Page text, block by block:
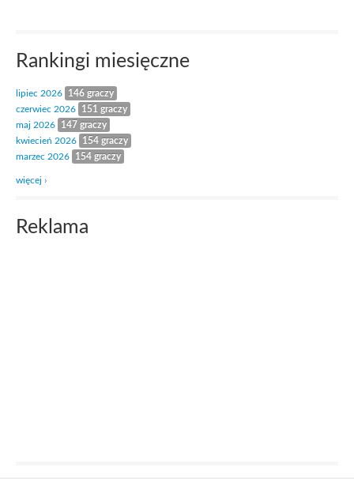
Rankingi miesięczne
lipiec 2026
146 graczy
czerwiec 2026
151 graczy
maj 2026
147 graczy
kwiecień 2026
154 graczy
marzec 2026
154 graczy
więcej ›
Reklama